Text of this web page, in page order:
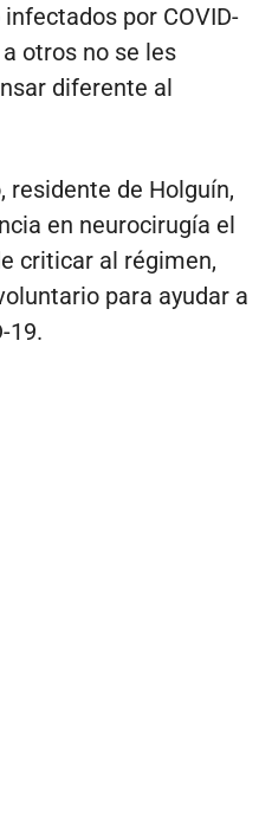
por COVID-
otros no se les
diferente al
residente de Holguín,
en neurocirugía el
criticar al régimen,
para ayudar a
19.